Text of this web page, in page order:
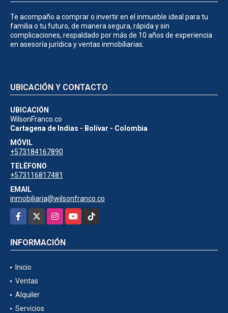
Te acompaño a comprar o invertir en el inmueble ideal para tu
familia o tu futuro, de manera segura, rápida y sin
complicaciones, respaldado por más de 10 años de experiencia
en asesoría jurídica y ventas inmobiliarias.
UBICACIÓN Y CONTACTO
UBICACIÓN
WilsonFranco.co
Cartagena de Indias - Bolívar - Colombia
MÓVIL
+573184167890
TELÉFONO
+573116817481
EMAIL
inmobiliaria@wilsonfranco.co
Facebook
InstagramYouTubeTikTok
INFORMACIÓN
Inicio
Ventas
Alquiler
Servicios